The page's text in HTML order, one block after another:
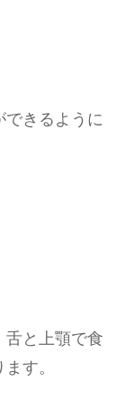
できるように
舌と上顎で食
す。